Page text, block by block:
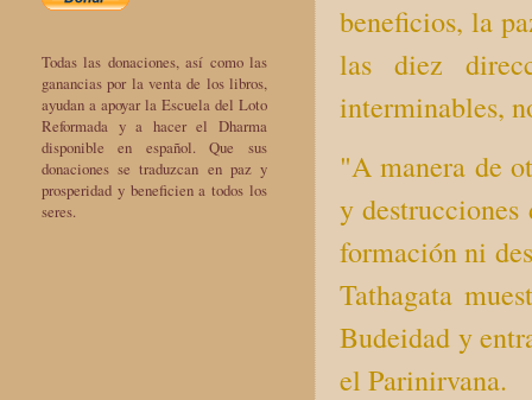
beneficios, la
las diez
interminables,
"A manera de
y
formación ni
Tathagata
Budeidad y
el Parinirvana.
Todas las donaciones, así como las
ganancias por la venta de los libros,
ayudan a apoyar la Escuela del Loto
Reformada y a hacer el Dharma
disponible en español. Que sus
donaciones se traduzcan en paz y
prosperidad y beneficien a todos los
seres.